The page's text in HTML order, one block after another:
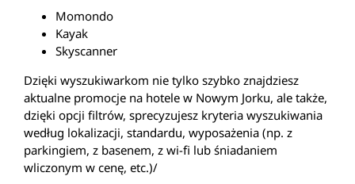
Momondo
Kayak
Skyscanner
Dzięki wyszukiwarkom nie tylko szybko znajdziesz
aktualne promocje na hotele w Nowym Jorku, ale także,
dzięki opcji filtrów, sprecyzujesz kryteria wyszukiwania
według lokalizacji, standardu, wyposażenia (np. z
parkingiem, z basenem, z wi-fi lub śniadaniem
wliczonym w cenę, etc.)/